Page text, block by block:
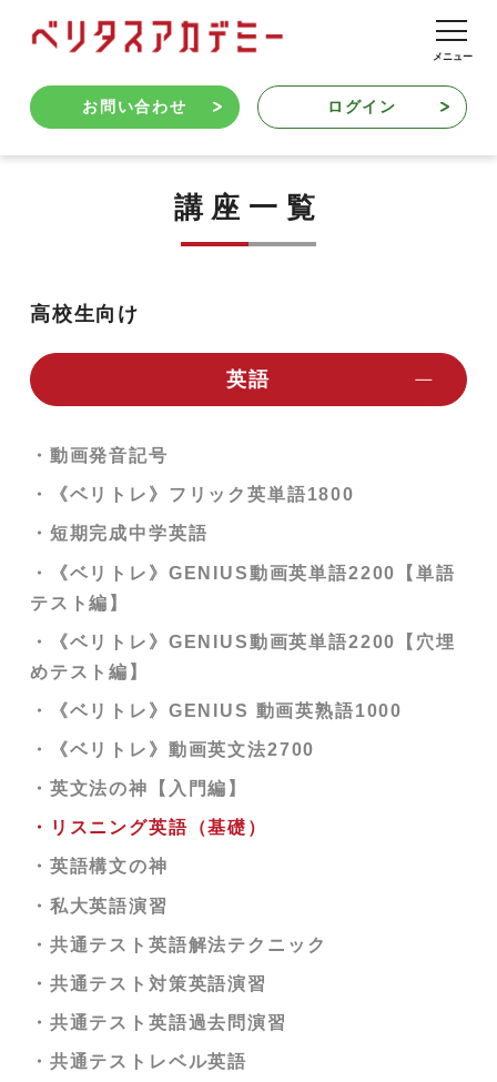
お問い合わせ ログイン
講座一覧
高校生向け
英語
・動画発音記号
・《ベリトレ》フリック英単語1800
・短期完成中学英語
・《ベリトレ》GENIUS動画英単語2200【単語
テスト編】
・《ベリトレ》GENIUS動画英単語2200【穴埋
めテスト編】
・《ベリトレ》GENIUS 動画英熟語1000
・《ベリトレ》動画英文法2700
・英文法の神【入門編】
・リスニング英語（基礎）
・英語構文の神
・私大英語演習
・共通テスト英語解法テクニック
・共通テスト対策英語演習
・共通テスト英語過去問演習
・共通テストレベル英語